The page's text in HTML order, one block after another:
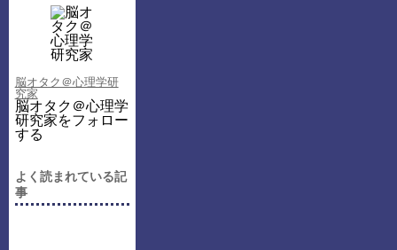
脳オタク＠心理学研
究家
脳オタク＠心理学
研究家をフォロー
する
よく読まれている記
事